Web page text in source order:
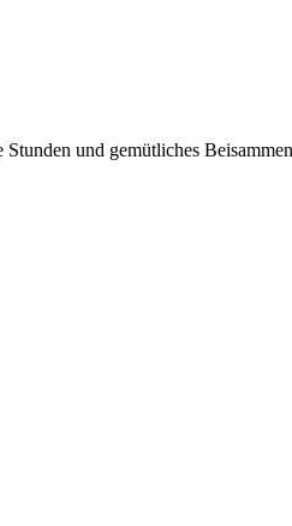
und gemütliches